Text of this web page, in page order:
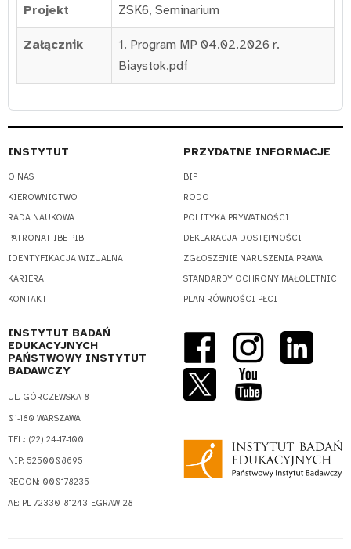
Projekt ZSK6, Seminarium
Załącznik
1. Program MP 04.02.2026 r.
Biaystok.pdf
INSTYTUT
O NAS
KIEROWNICTWO
RADA NAUKOWA
PATRONAT IBE PIB
IDENTYFIKACJA WIZUALNA
KARIERA
KONTAKT
PRZYDATNE INFORMACJE
BIP
RODO
POLITYKA PRYWATNOŚCI
DEKLARACJA DOSTĘPNOŚCI
ZGŁOSZENIE NARUSZENIA PRAWA
STANDARDY OCHRONY MAŁOLETNICH
PLAN RÓWNOŚCI PŁCI
INSTYTUT BADAŃ
EDUKACYJNYCH
PAŃSTWOWY INSTYTUT
BADAWCZY
UL. GÓRCZEWSKA 8
01-180 WARSZAWA
TEL.: (22) 24-17-100
NIP: 5250008695
REGON: 000178235
AE: PL-72330-81243-EGRAW-28